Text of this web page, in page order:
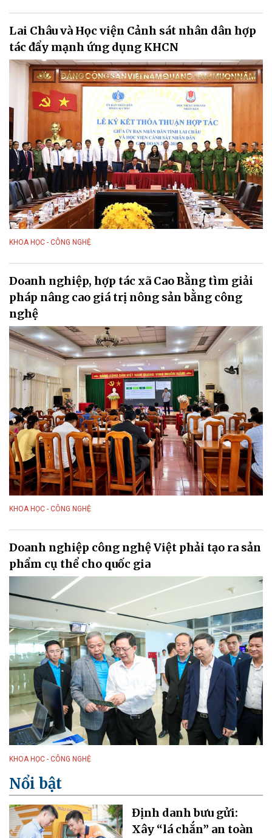
Lai Châu và Học viện Cảnh sát nhân dân hợp
tác đẩy mạnh ứng dụng KHCN
KHOA HỌC - CÔNG NGHỆ
Doanh nghiệp, hợp tác xã Cao Bằng tìm giải
pháp nâng cao giá trị nông sản bằng công
nghệ
KHOA HỌC - CÔNG NGHỆ
Doanh nghiệp công nghệ Việt phải tạo ra sản
phẩm cụ thể cho quốc gia
KHOA HỌC - CÔNG NGHỆ
Nổi bật
Định danh bưu gửi:
Xây “lá chắn” an toàn